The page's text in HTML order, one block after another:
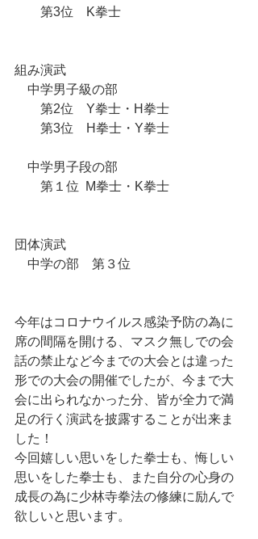
第3位　K拳士
組み演武
中学男子級の部
第2位　Y拳士・H拳士
第3位　H拳士・Y拳士
中学男子段の部
第１位  M拳士・K拳士
団体演武
中学の部　第３位
今年はコロナウイルス感染予防の為に
席の間隔を開ける、マスク無しでの会
話の禁止など今までの大会とは違った
形での大会の開催でしたが、今まで大
会に出られなかった分、皆が全力で満
足の行く演武を披露することが出来ま
した！
今回嬉しい思いをした拳士も、悔しい
思いをした拳士も、また自分の心身の
成長の為に少林寺拳法の修練に励んで
欲しいと思います。